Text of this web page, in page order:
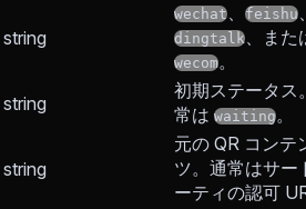
string
wechat、 feishu
dingtalk、また
wecom。
string
初期ステータス
常は waiting。
string
元の QR コンテ
ツ。通常はサー
ーティの認可